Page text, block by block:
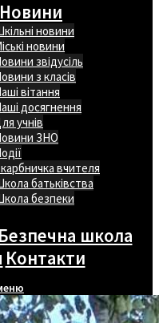
Новини
новини
новини
звідусіль
з класів
вітання
досягнення
учнів
ЗНО
вчителя
батьківства
безпеки
Безпечна школа
Контакти